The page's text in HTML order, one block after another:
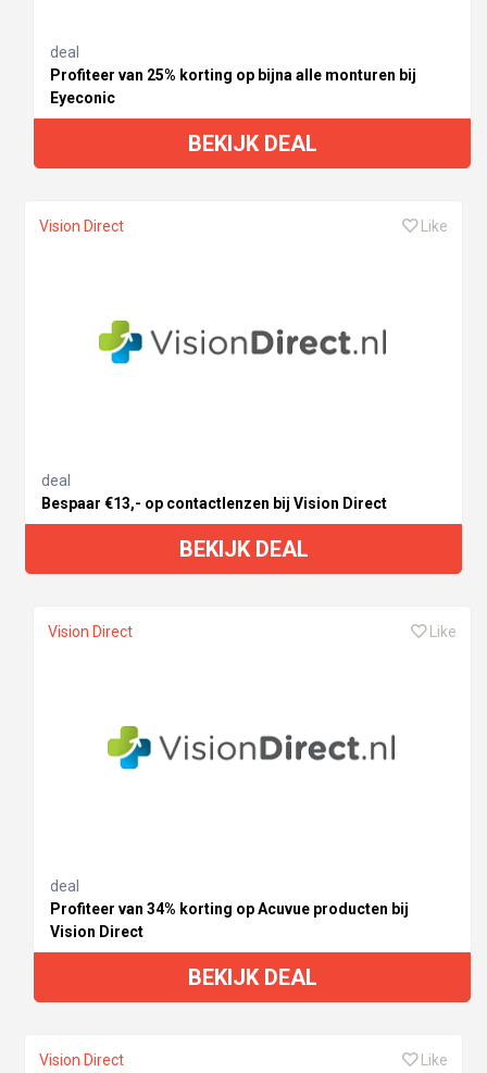
deal
Profiteer van 25% korting op bijna alle monturen bij
Eyeconic
BEKIJK DEAL
Vision Direct Like
deal
Bespaar €13,- op contactlenzen bij Vision Direct
BEKIJK DEAL
Vision Direct Like
deal
Profiteer van 34% korting op Acuvue producten bij
Vision Direct
BEKIJK DEAL
Vision Direct Like